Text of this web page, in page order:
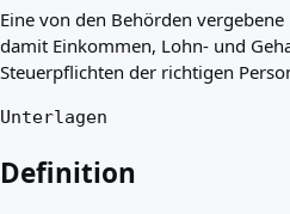
Ratgeber
Ankunftsleitfäden
Werkzeuge
Ländervergleich
Eine von den Behörden
damit Einkommen, Lohn- und
Steuerpflichten der richtigen
Unterlagen
Definition